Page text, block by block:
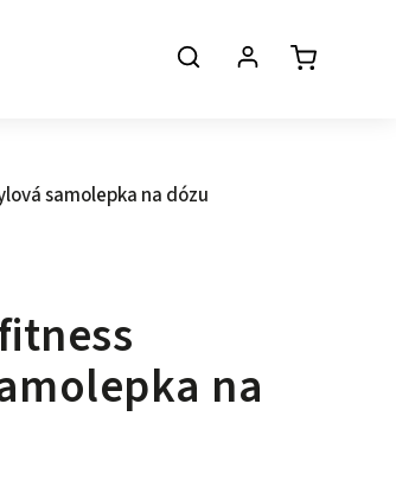
samolepka na dózu
na